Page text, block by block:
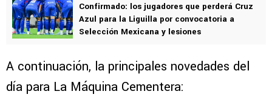
Confirmado: los jugadores que perderá Cruz
Azul para la Liguilla por convocatoria a
Selección Mexicana y lesiones
A continuación, la principales novedades del
día para La Máquina Cementera: